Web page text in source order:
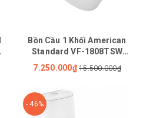
Bồn Cầu 1 Khối American
Standard VF-1808TSW
(VF1808TSW) Nắp Cơ
M4A839
7.250.000₫ 15.500.000₫
- 46%